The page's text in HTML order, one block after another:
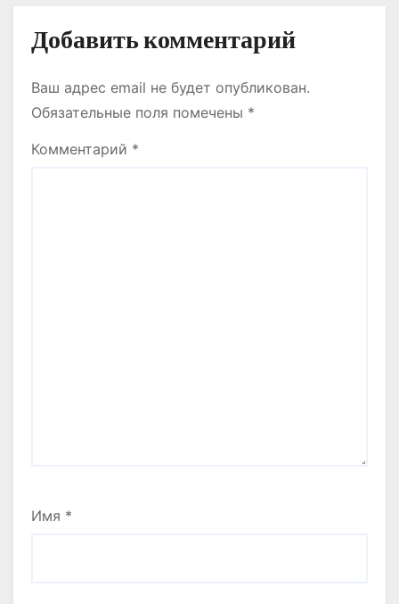
Добавить комментарий
Ваш адрес email не будет опубликован.
Обязательные поля помечены *
Комментарий *
Имя *